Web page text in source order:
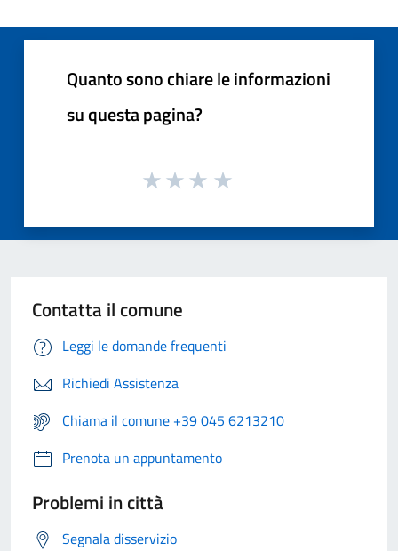
Quanto sono chiare le informazioni
su questa pagina?
Contatta il comune
Leggi le domande frequenti
Richiedi Assistenza
Chiama il comune +39 045 6213210
Prenota un appuntamento
Problemi in città
Segnala disservizio